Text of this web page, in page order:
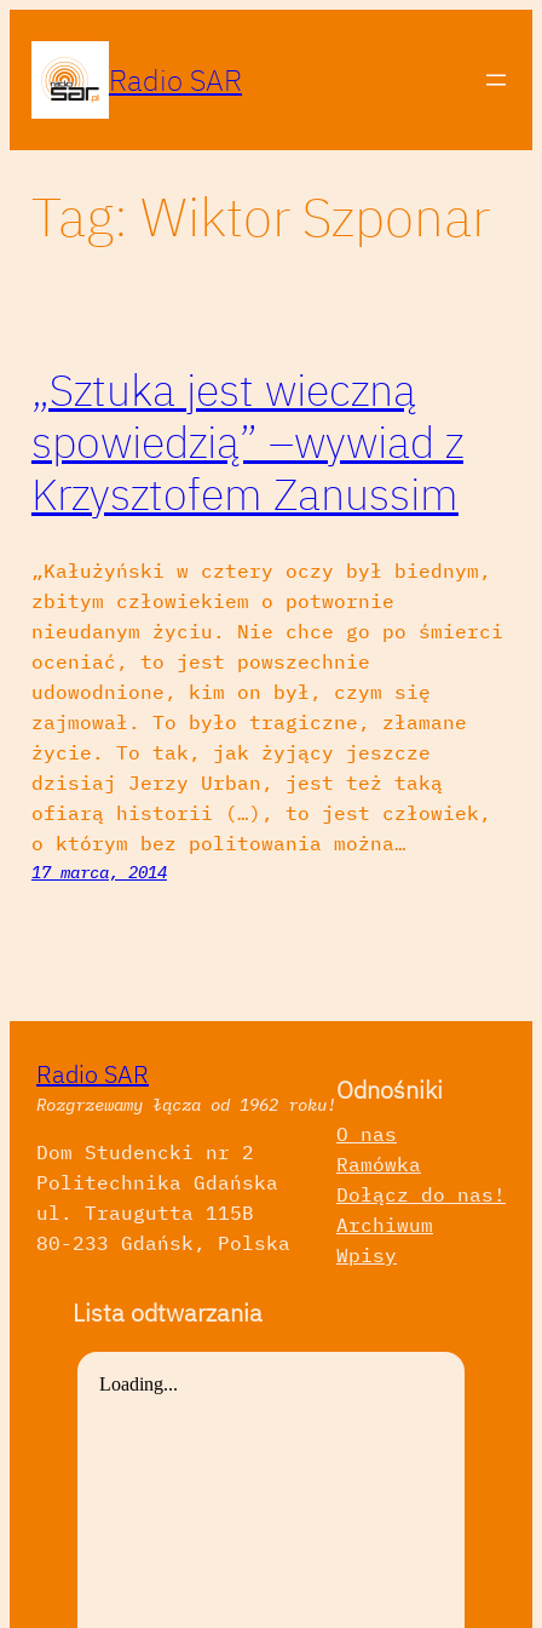
treści
Radio SAR
Tag: Wiktor Szponar
„Sztuka jest wieczną
spowiedzią” –wywiad z
Krzysztofem Zanussim
„Kałużyński w cztery oczy był biednym,
zbitym człowiekiem o potwornie
nieudanym życiu. Nie chce go po śmierci
oceniać, to jest powszechnie
udowodnione, kim on był, czym się
zajmował. To było tragiczne, złamane
życie. To tak, jak żyjący jeszcze
dzisiaj Jerzy Urban, jest też taką
ofiarą historii (…), to jest człowiek,
o którym bez politowania można…
17 marca, 2014
Radio SAR
Rozgrzewamy łącza od 1962 roku!
Dom Studencki nr 2
Politechnika Gdańska
ul. Traugutta 115B
80-233 Gdańsk, Polska
Odnośniki
O nas
Ramówka
Dołącz do nas!
Archiwum
Wpisy
Lista odtwarzania